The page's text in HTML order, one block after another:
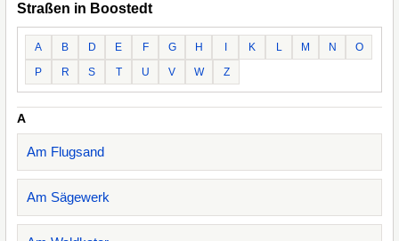
Straßen in Boostedt
A B D E F G H K L M N
O
P
R S T U V W Z
A
Am Flugsand
Am Sägewerk